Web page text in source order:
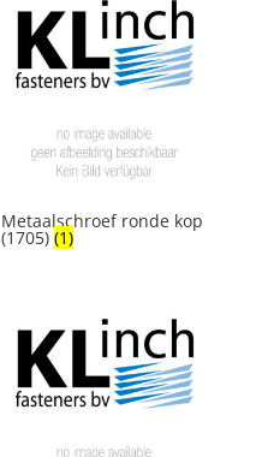
Metaalschroef ronde kop
(1705)(1)